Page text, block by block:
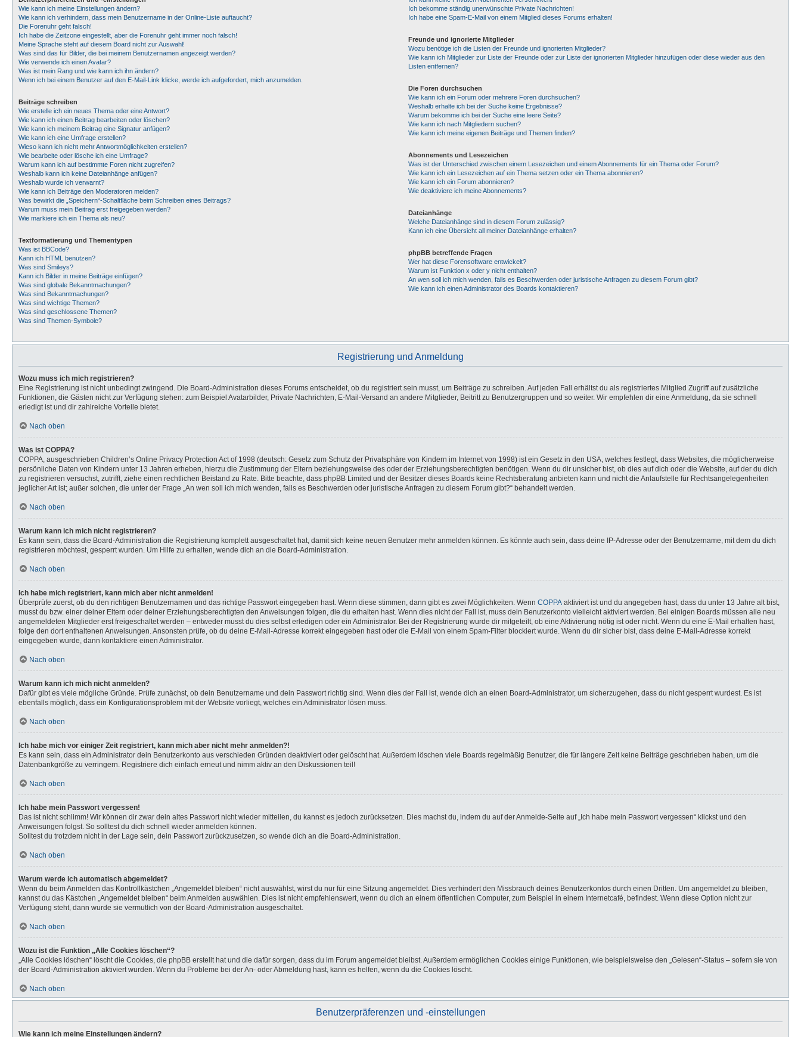
Wie kann ich meine Einstellungen ändern?
Wie kann ich verhindern, dass mein Benutzername in der Online-Liste auftaucht?
Die Forenuhr geht falsch!
Ich habe die Zeitzone eingestellt, aber die Forenuhr geht immer noch falsch!
Meine Sprache steht auf diesem Board nicht zur Auswahl!
Was sind das für Bilder, die bei meinem Benutzernamen angezeigt werden?
Wie verwende ich einen Avatar?
Was ist mein Rang und wie kann ich ihn ändern?
Wenn ich bei einem Benutzer auf den E-Mail-Link klicke, werde ich aufgefordert, mich anzumelden.
Beiträge schreiben
Wie erstelle ich ein neues Thema oder eine Antwort?
Wie kann ich einen Beitrag bearbeiten oder löschen?
Wie kann ich meinem Beitrag eine Signatur anfügen?
Wie kann ich eine Umfrage erstellen?
Wieso kann ich nicht mehr Antwortmöglichkeiten erstellen?
Wie bearbeite oder lösche ich eine Umfrage?
Warum kann ich auf bestimmte Foren nicht zugreifen?
Weshalb kann ich keine Dateianhänge anfügen?
Weshalb wurde ich verwarnt?
Wie kann ich Beiträge den Moderatoren melden?
Was bewirkt die „Speichern“-Schaltfläche beim Schreiben eines Beitrags?
Warum muss mein Beitrag erst freigegeben werden?
Wie markiere ich ein Thema als neu?
Textformatierung und Thementypen
Was ist BBCode?
Kann ich HTML benutzen?
Was sind Smileys?
Kann ich Bilder in meine Beiträge einfügen?
Was sind globale Bekanntmachungen?
Was sind Bekanntmachungen?
Was sind wichtige Themen?
Was sind geschlossene Themen?
Was sind Themen-Symbole?
Ich bekomme ständig unerwünschte Private Nachrichten!
Ich habe eine Spam-E-Mail von einem Mitglied dieses Forums erhalten!
Freunde und ignorierte Mitglieder
Wozu benötige ich die Listen der Freunde und ignorierten Mitglieder?
Wie kann ich Mitglieder zur Liste der Freunde oder zur Liste der ignorierten Mitglieder hinzufügen oder diese wieder aus den
Listen entfernen?
Die Foren durchsuchen
Wie kann ich ein Forum oder mehrere Foren durchsuchen?
Weshalb erhalte ich bei der Suche keine Ergebnisse?
Warum bekomme ich bei der Suche eine leere Seite?
Wie kann ich nach Mitgliedern suchen?
Wie kann ich meine eigenen Beiträge und Themen finden?
Abonnements und Lesezeichen
Was ist der Unterschied zwischen einem Lesezeichen und einem Abonnements für ein Thema oder Forum?
Wie kann ich ein Lesezeichen auf ein Thema setzen oder ein Thema abonnieren?
Wie kann ich ein Forum abonnieren?
Wie deaktiviere ich meine Abonnements?
Dateianhänge
Welche Dateianhänge sind in diesem Forum zulässig?
Kann ich eine Übersicht all meiner Dateianhänge erhalten?
phpBB betreffende Fragen
Wer hat diese Forensoftware entwickelt?
Warum ist Funktion x oder y nicht enthalten?
An wen soll ich mich wenden, falls es Beschwerden oder juristische Anfragen zu diesem Forum gibt?
Wie kann ich einen Administrator des Boards kontaktieren?
Registrierung und Anmeldung
Wozu muss ich mich registrieren?
Eine Registrierung ist nicht unbedingt zwingend. Die Board-Administration dieses Forums entscheidet, ob du registriert sein musst, um Beiträge zu schreiben. Auf jeden Fall erhältst du als registriertes Mitglied Zugriff auf zusätzliche
Funktionen, die Gästen nicht zur Verfügung stehen: zum Beispiel Avatarbilder, Private Nachrichten, E-Mail-Versand an andere Mitglieder, Beitritt zu Benutzergruppen und so weiter. Wir empfehlen dir eine Anmeldung, da sie schnell
erledigt ist und dir zahlreiche Vorteile bietet.
Nach oben
Was ist COPPA?
COPPA, ausgeschrieben Children’s Online Privacy Protection Act of 1998 (deutsch: Gesetz zum Schutz der Privatsphäre von Kindern im Internet von 1998) ist ein Gesetz in den USA, welches festlegt, dass Websites, die möglicherweise
persönliche Daten von Kindern unter 13 Jahren erheben, hierzu die Zustimmung der Eltern beziehungsweise des oder der Erziehungsberechtigten benötigen. Wenn du dir unsicher bist, ob dies auf dich oder die Website, auf der du dich
zu registrieren versuchst, zutrifft, ziehe einen rechtlichen Beistand zu Rate. Bitte beachte, dass phpBB Limited und der Besitzer dieses Boards keine Rechtsberatung anbieten kann und nicht die Anlaufstelle für Rechtsangelegenheiten
jeglicher Art ist; außer solchen, die unter der Frage „An wen soll ich mich wenden, falls es Beschwerden oder juristische Anfragen zu diesem Forum gibt?“ behandelt werden.
Nach oben
Warum kann ich mich nicht registrieren?
Es kann sein, dass die Board-Administration die Registrierung komplett ausgeschaltet hat, damit sich keine neuen Benutzer mehr anmelden können. Es könnte auch sein, dass deine IP-Adresse oder der Benutzername, mit dem du dich
registrieren möchtest, gesperrt wurden. Um Hilfe zu erhalten, wende dich an die Board-Administration.
Nach oben
Ich habe mich registriert, kann mich aber nicht anmelden!
Überprüfe zuerst, ob du den richtigen Benutzernamen und das richtige Passwort eingegeben hast. Wenn diese stimmen, dann gibt es zwei Möglichkeiten. Wenn COPPA aktiviert ist und du angegeben hast, dass du unter 13 Jahre alt bist,
musst du bzw. einer deiner Eltern oder deiner Erziehungsberechtigten den Anweisungen folgen, die du erhalten hast. Wenn dies nicht der Fall ist, muss dein Benutzerkonto vielleicht aktiviert werden. Bei einigen Boards müssen alle neu
angemeldeten Mitglieder erst freigeschaltet werden – entweder musst du dies selbst erledigen oder ein Administrator. Bei der Registrierung wurde dir mitgeteilt, ob eine Aktivierung nötig ist oder nicht. Wenn du eine E-Mail erhalten hast,
folge den dort enthaltenen Anweisungen. Ansonsten prüfe, ob du deine E-Mail-Adresse korrekt eingegeben hast oder die E-Mail von einem Spam-Filter blockiert wurde. Wenn du dir sicher bist, dass deine E-Mail-Adresse korrekt
eingegeben wurde, dann kontaktiere einen Administrator.
Nach oben
Warum kann ich mich nicht anmelden?
Dafür gibt es viele mögliche Gründe. Prüfe zunächst, ob dein Benutzername und dein Passwort richtig sind. Wenn dies der Fall ist, wende dich an einen Board-Administrator, um sicherzugehen, dass du nicht gesperrt wurdest. Es ist
ebenfalls möglich, dass ein Konfigurationsproblem mit der Website vorliegt, welches ein Administrator lösen muss.
Nach oben
Ich habe mich vor einiger Zeit registriert, kann mich aber nicht mehr anmelden?!
Es kann sein, dass ein Administrator dein Benutzerkonto aus verschieden Gründen deaktiviert oder gelöscht hat. Außerdem löschen viele Boards regelmäßig Benutzer, die für längere Zeit keine Beiträge geschrieben haben, um die
Datenbankgröße zu verringern. Registriere dich einfach erneut und nimm aktiv an den Diskussionen teil!
Nach oben
Ich habe mein Passwort vergessen!
Das ist nicht schlimm! Wir können dir zwar dein altes Passwort nicht wieder mitteilen, du kannst es jedoch zurücksetzen. Dies machst du, indem du auf der Anmelde-Seite auf „Ich habe mein Passwort vergessen“ klickst und den
Anweisungen folgst. So solltest du dich schnell wieder anmelden können.
Solltest du trotzdem nicht in der Lage sein, dein Passwort zurückzusetzen, so wende dich an die Board-Administration.
Nach oben
Warum werde ich automatisch abgemeldet?
Wenn du beim Anmelden das Kontrollkästchen „Angemeldet bleiben“ nicht auswählst, wirst du nur für eine Sitzung angemeldet. Dies verhindert den Missbrauch deines Benutzerkontos durch einen Dritten. Um angemeldet zu bleiben,
kannst du das Kästchen „Angemeldet bleiben“ beim Anmelden auswählen. Dies ist nicht empfehlenswert, wenn du dich an einem öffentlichen Computer, zum Beispiel in einem Internetcafé, befindest. Wenn diese Option nicht zur
Verfügung steht, dann wurde sie vermutlich von der Board-Administration ausgeschaltet.
Nach oben
Wozu ist die Funktion „Alle Cookies löschen“?
„Alle Cookies löschen“ löscht die Cookies, die phpBB erstellt hat und die dafür sorgen, dass du im Forum angemeldet bleibst. Außerdem ermöglichen Cookies einige Funktionen, wie beispielsweise den „Gelesen“-Status – sofern sie von
der Board-Administration aktiviert wurden. Wenn du Probleme bei der An- oder Abmeldung hast, kann es helfen, wenn du die Cookies löscht.
Nach oben
Benutzerpräferenzen und -einstellungen
Wie kann ich meine Einstellungen ändern?